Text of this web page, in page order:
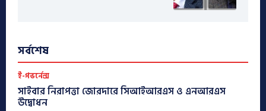
সর্বশেষ
ই-গভর্নেন্স
সাইবার নিরাপত্তা জোরদারে সিআইআরএস ও এনআরএস
উদ্বোধন